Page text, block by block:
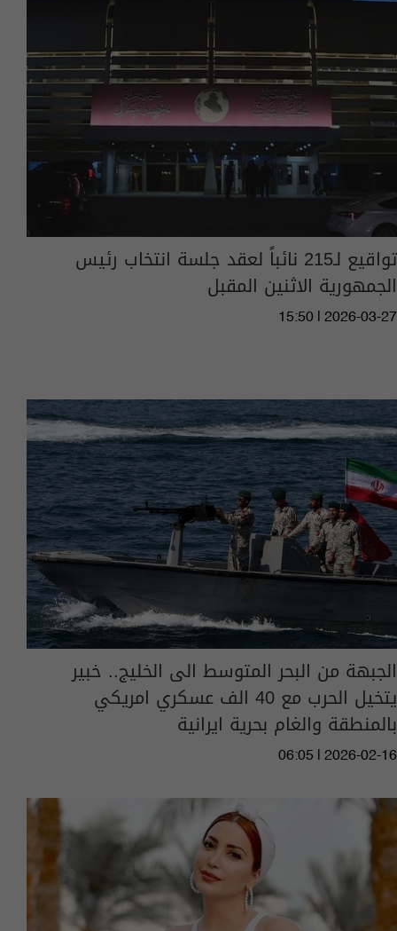
تواقيع لـ215 نائباً لعقد جلسة انتخاب رئيس
الجمهورية الاثنين المقبل
15:50 | 2026-03-27
الجبهة من البحر المتوسط الى الخليج.. خبير
يتخيل الحرب مع 40 الف عسكري امريكي
بالمنطقة والغام بحرية ايرانية
06:05 | 2026-02-16